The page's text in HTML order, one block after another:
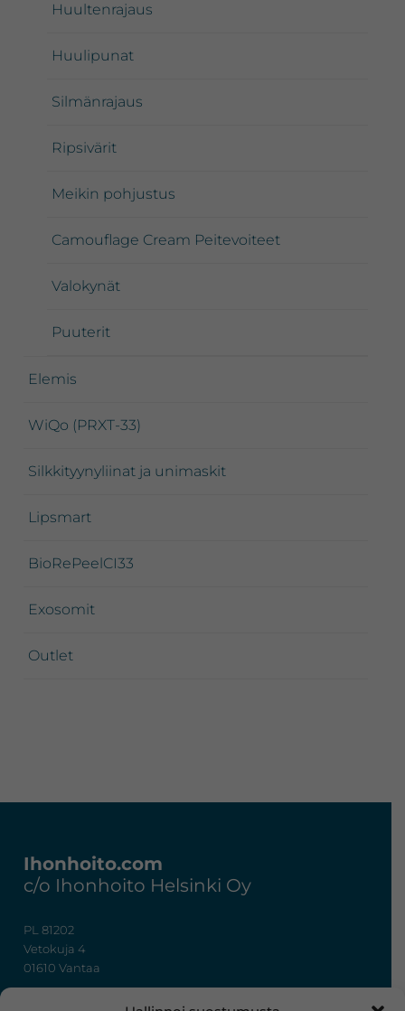
Huultenrajaus
Huulipunat
Silmänrajaus
Ripsivärit
Meikin pohjustus
Camouflage Cream Peitevoiteet
Valokynät
Puuterit
Elemis
WiQo (PRXT-33)
Silkkityynyliinat ja unimaskit
Lipsmart
BioRePeelCI33
Exosomit
Outlet
Ihonhoito.com
c/o Ihonhoito Helsinki Oy
PL 81202
Vetokuja 4
01610 Vantaa